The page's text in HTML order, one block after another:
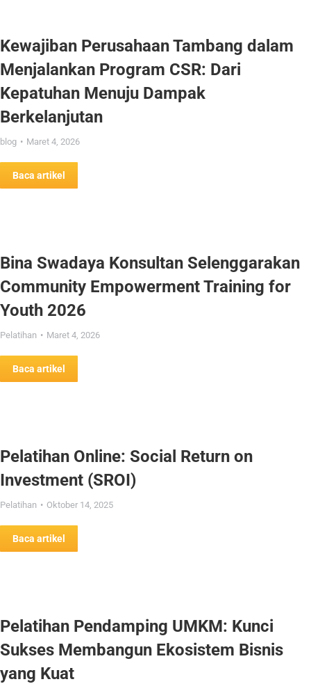
Kewajiban Perusahaan Tambang dalam
Menjalankan Program CSR: Dari
Kepatuhan Menuju Dampak
Berkelanjutan
blog Maret 4, 2026
Baca artikel
Bina Swadaya Konsultan Selenggarakan
Community Empowerment Training for
Youth 2026
Pelatihan Maret 4, 2026
Baca artikel
Pelatihan Online: Social Return on
Investment (SROI)
Pelatihan Oktober 14, 2025
Baca artikel
Pelatihan Pendamping UMKM: Kunci
Sukses Membangun Ekosistem Bisnis
yang Kuat